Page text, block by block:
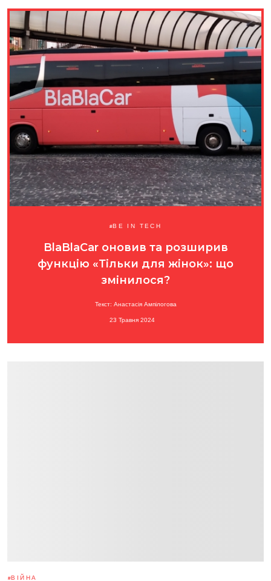
BE IN TECH
BlaBlaCar оновив та розширив
функцію «Тільки для жінок»: що
змінилося?
Текст: Анастасія Ампілогова
23 Травня 2024
ВІЙНА